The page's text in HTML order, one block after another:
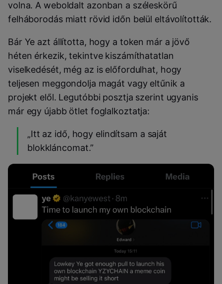
volna. A weboldalt azonban a széleskörű
felháborodás miatt rövid időn belül eltávolították.
Bár Ye azt állította, hogy a token már a jövő
héten érkezik, tekintve kiszámíthatatlan
viselkedését, még az is előfordulhat, hogy
teljesen meggondolja magát vagy eltűnik a
projekt elől. Legutóbbi posztja szerint ugyanis
már egy újabb ötlet foglalkoztatja:
„Itt az idő, hogy elindítsam a saját
blokkláncomat.”